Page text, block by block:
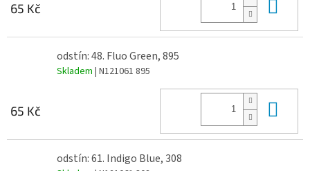
65 Kč
odstín: 48. Fluo Green, 895
Skladem | N121061 895
65 Kč
odstín: 61. Indigo Blue, 308